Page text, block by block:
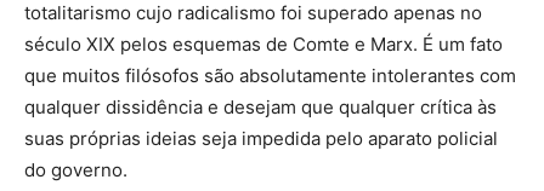
totalitarismo cujo radicalismo foi superado apenas no
século XIX pelos esquemas de Comte e Marx. É um fato
que muitos filósofos são absolutamente intolerantes com
qualquer dissidência e desejam que qualquer crítica às
suas próprias ideias seja impedida pelo aparato policial
do governo.